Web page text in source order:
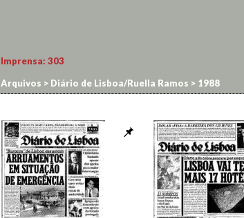
Imprensa: 303
Arquivos > Diário de Lisboa/Ruella Ramos > 1988